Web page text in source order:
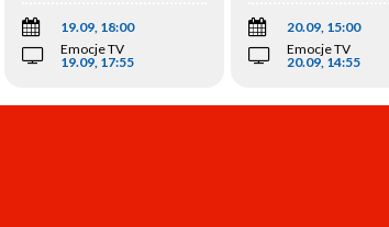
19.09, 18:00
Emocje TV
19.09, 17:55
20.09, 15:00
Emocje TV
20.09, 14:55